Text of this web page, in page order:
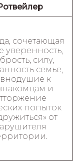
сочетающая
уверенность,
силу,
семье,
к
и
попыток
от